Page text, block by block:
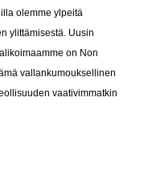
olemme ylpeitä
ylittämisestä. Uusin
on Non
vallankumouksellinen
vaativimmatkin